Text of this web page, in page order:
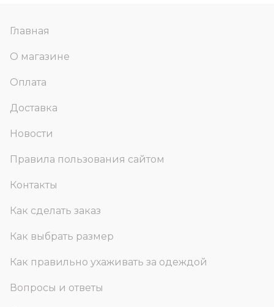
Главная
О магазине
Оплата
Доставка
Новости
Правила пользования сайтом
Контакты
Как сделать заказ
Как выбрать размер
Как правильно ухаживать за одеждой
Вопросы и ответы